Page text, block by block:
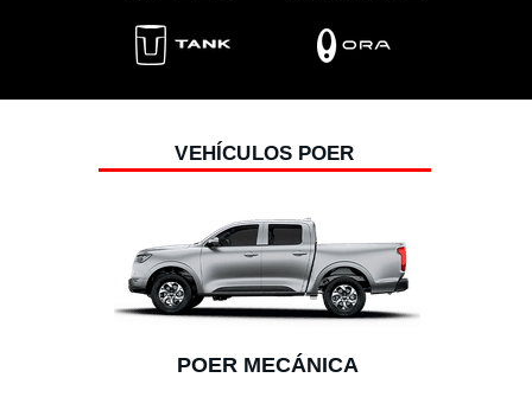
VEHÍCULOS POER
POER MECÁNICA